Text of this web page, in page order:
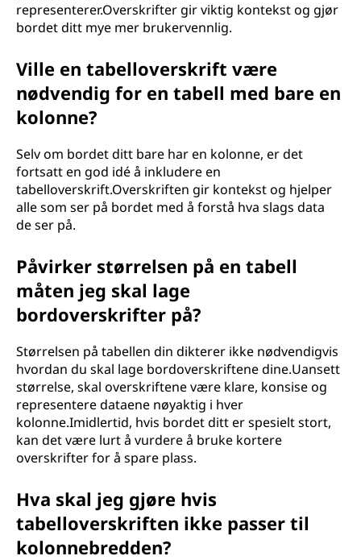
representerer.Overskrifter gir viktig kontekst og gjør
bordet ditt mye mer brukervennlig.
Ville en tabelloverskrift være
nødvendig for en tabell med bare en
kolonne?
Selv om bordet ditt bare har en kolonne, er det
fortsatt en god idé å inkludere en
tabelloverskrift.Overskriften gir kontekst og hjelper
alle som ser på bordet med å forstå hva slags data
de ser på.
Påvirker størrelsen på en tabell
måten jeg skal lage
bordoverskrifter på?
Størrelsen på tabellen din dikterer ikke nødvendigvis
hvordan du skal lage bordoverskriftene dine.Uansett
størrelse, skal overskriftene være klare, konsise og
representere dataene nøyaktig i hver
kolonne.Imidlertid, hvis bordet ditt er spesielt stort,
kan det være lurt å vurdere å bruke kortere
overskrifter for å spare plass.
Hva skal jeg gjøre hvis
tabelloverskriften ikke passer til
kolonnebredden?